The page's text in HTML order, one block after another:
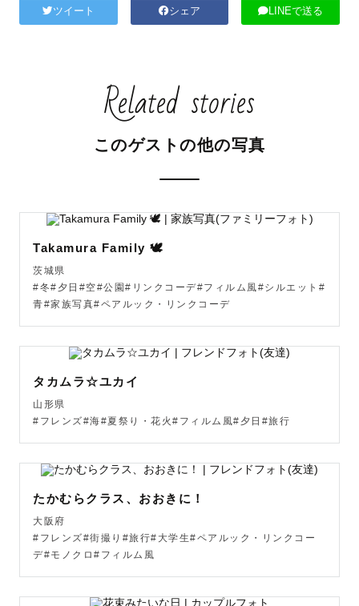
ツイート シェア LINEで送る
Related stories
このゲストの他の写真
Takamura Family 🕊
茨城県
#冬#夕日#空#公園#リンクコーデ#フィルム風#シルエット#
青#家族写真#ペアルック・リンクコーデ
タカムラ☆ユカイ
山形県
#フレンズ#海#夏祭り・花火#フィルム風#夕日#旅行
たかむらクラス、おおきに！
大阪府
#フレンズ#街撮り#旅行#大学生#ペアルック・リンクコー
デ#モノクロ#フィルム風